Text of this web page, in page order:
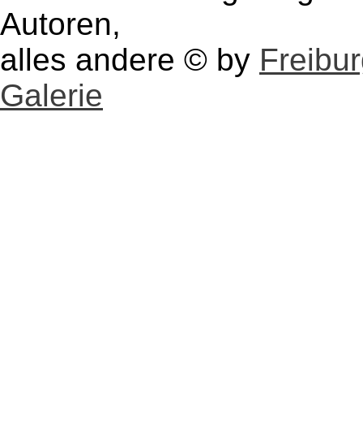
Autoren,
alles andere © by
Galerie